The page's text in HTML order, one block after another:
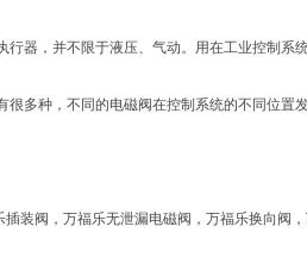
器，并不限于液压、气动。用在工业控制系
多种，不同的电磁阀在控制系统的不同位置
装阀，万福乐无泄漏电磁阀，万福乐换向阀